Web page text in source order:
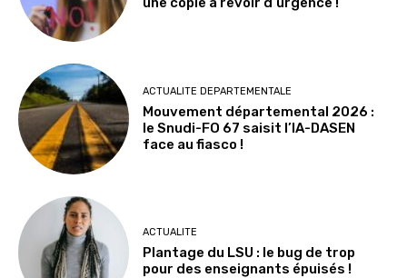
ACTUALITE DEPARTEMENTALE
Mouvement départemental 2026 :
le Snudi-FO 67 saisit l’IA-DASEN
face au fiasco !
ACTUALITE
Plantage du LSU : le bug de trop
pour des enseignants épuisés !